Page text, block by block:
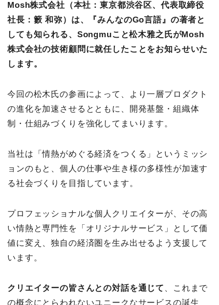
c
b
i
t
n
e
s
Mosh株式会社（本社：東京都渋谷区、代表取締役
社長：籔 和弥）は、『みんなのGo言語』の著者と
しても知られる、Songmuこと松木雅之氏がMosh
株式会社の技術顧問に就任したことをお知らせいた
します。
今回の松木氏の参画によって、より一層プロダクト
の進化を加速させるとともに、開発基盤・組織体
制・仕組みづくりを強化してまいります。
当社は「情熱がめぐる経済をつくる」というミッシ
ョンのもと、個人の仕事や生き様の多様性が加速す
る社会づくりを目指しています。
プロフェッショナルな個人クリエイターが、その高
い情熱と専門性を「オリジナルサービス」として価
値に変え、独自の経済圏を生み出せるよう支援して
います。
クリエイターの皆さんとの対話を通じて 、これまで
の概念にとらわれないユニークなサービスの誕生